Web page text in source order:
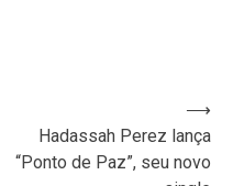
Hadassah Perez lança
“Ponto de Paz”, seu novo
⟶